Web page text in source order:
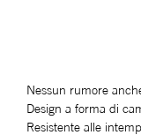
Nessun rumore
Design a forma di
Resistente alle